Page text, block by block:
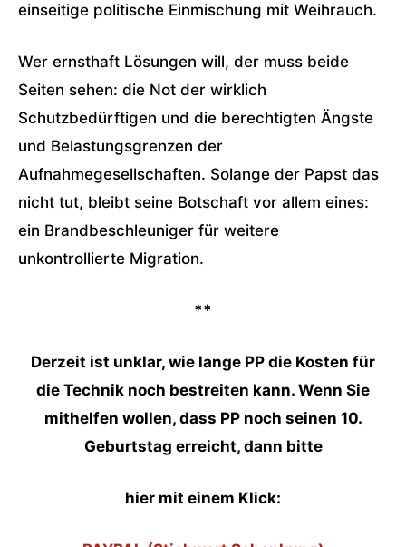
einseitige politische Einmischung mit Weihrauch.
Wer ernsthaft Lösungen will, der muss beide
Seiten sehen: die Not der wirklich
Schutzbedürftigen und die berechtigten Ängste
und Belastungsgrenzen der
Aufnahmegesellschaften. Solange der Papst das
nicht tut, bleibt seine Botschaft vor allem eines:
ein Brandbeschleuniger für weitere
unkontrollierte Migration.
**
Derzeit ist unklar, wie lange PP die Kosten für
die Technik noch bestreiten kann. Wenn Sie
mithelfen wollen, dass PP noch seinen 10.
Geburtstag erreicht, dann bitte
hier mit einem Klick: